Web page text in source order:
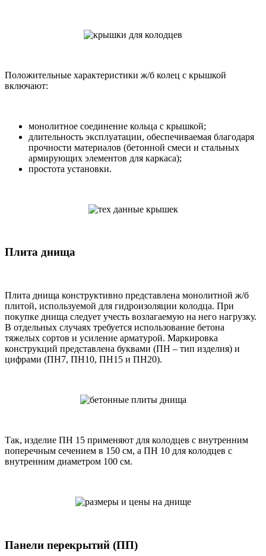
Положительные характеристики ж/б колец с крышкой
включают:
монолитное соединение кольца с крышкой;
длительность эксплуатации, обеспечиваемая благодаря
прочности материалов (бетонной смеси и стальных
армирующих элементов для каркаса);
простота установки.
Плита днища
Плита днища конструктивно представлена монолитной ж/б
плитой, используемой для гидроизоляции колодца. При
покупке днища следует учесть возлагаемую на него нагрузку.
В отдельных случаях требуется использование бетона
тяжелых сортов и усиление арматурой. Маркировка
конструкций представлена буквами (ПН – тип изделия) и
цифрами (ПН7, ПН10, ПН15 и ПН20).
Так, изделие ПН 15 применяют для колодцев с внутренним
поперечным сечением в 150 см, а ПН 10 для колодцев с
внутренним диаметром 100 см.
Панели перекрытий (ПП)